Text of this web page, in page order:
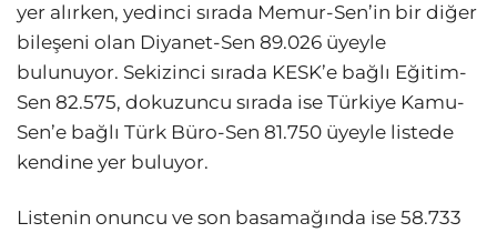
yer alırken, yedinci sırada Memur-Sen’in bir diğer
bileşeni olan Diyanet-Sen 89.026 üyeyle
bulunuyor. Sekizinci sırada KESK’e bağlı Eğitim-
Sen 82.575, dokuzuncu sırada ise Türkiye Kamu-
Sen’e bağlı Türk Büro-Sen 81.750 üyeyle listede
kendine yer buluyor.
Listenin onuncu ve son basamağında ise 58.733